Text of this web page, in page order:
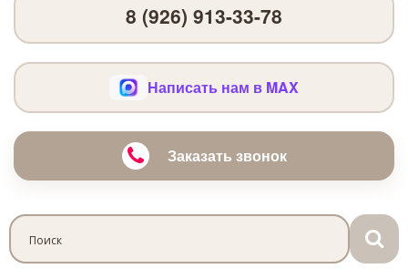
8 (926) 913-33-78
Написать нам в MAX
Заказать звонок